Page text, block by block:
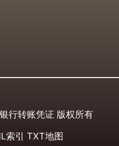
银行转账凭证 版权所有
索引 TXT地图